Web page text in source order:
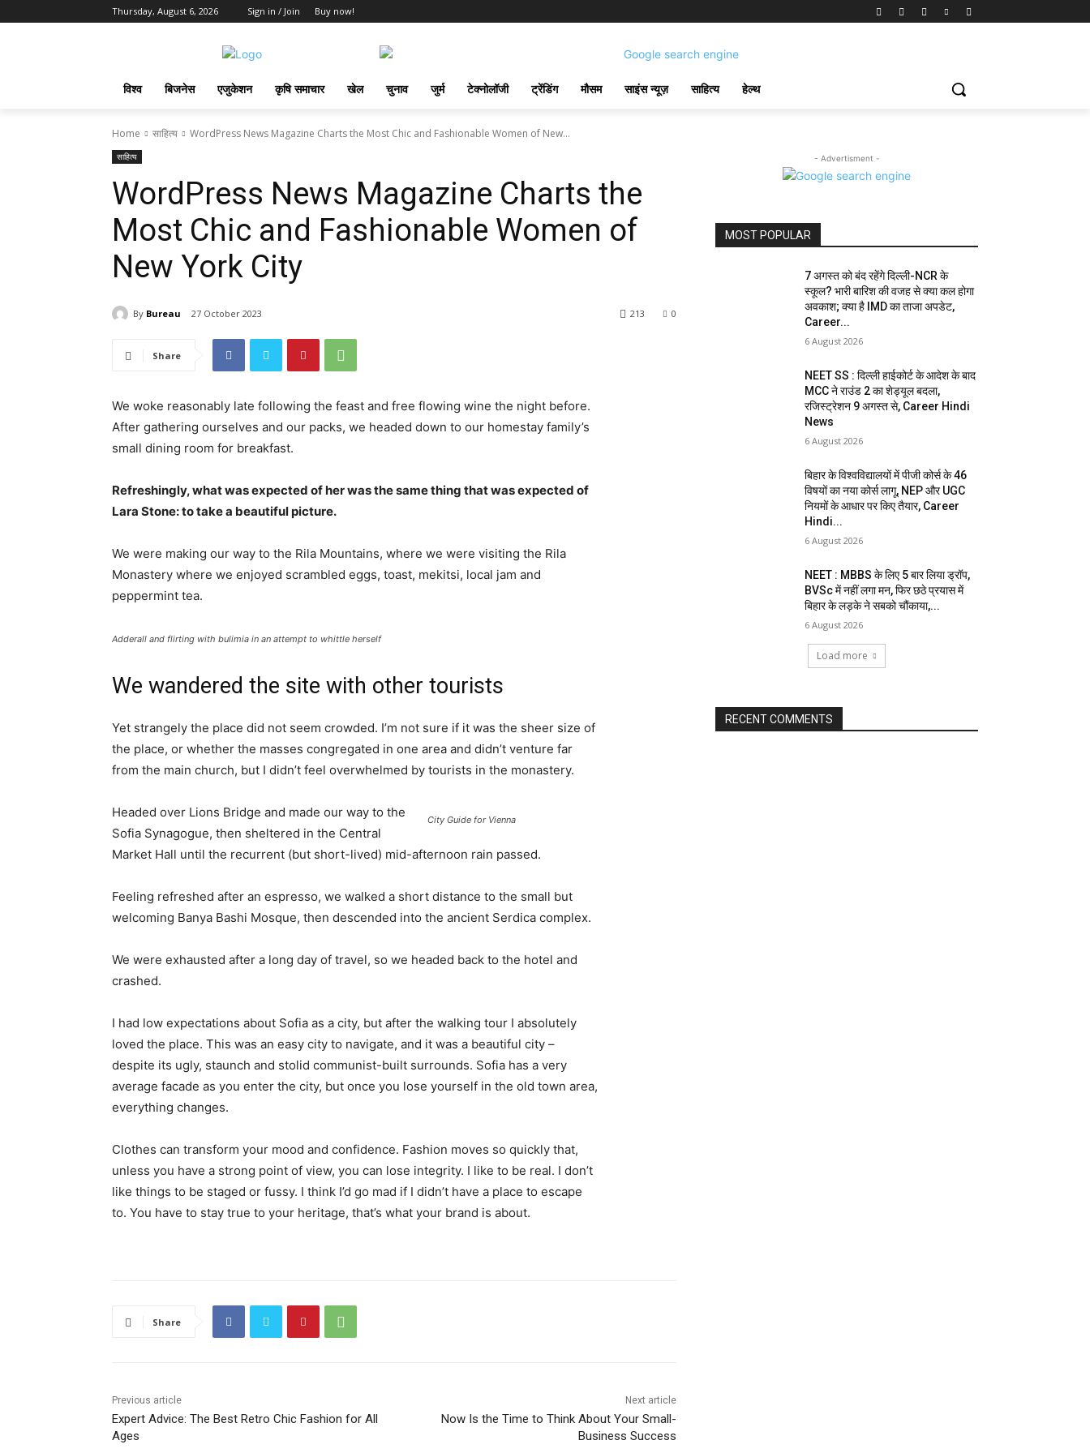
Thursday, August 6, 2026 Sign in / Join Buy now!
विश्व बिजनेस एजुकेशन कृषि समाचार खेल चुनाव जुर्म टेक्नोलॉजी ट्रेंडिंग मौसम साइंस न्यूज़ साहित्य हेल्थ
Home साहित्य WordPress News Magazine Charts the Most Chic and Fashionable Women of New...
साहित्य
WordPress News Magazine Charts the
Most Chic and Fashionable Women of
New York City
By Bureau 27 October 2023 0
213
Share
We woke reasonably late following the feast and free flowing wine the night before.
After gathering ourselves and our packs, we headed down to our homestay family’s
small dining room for breakfast.
Refreshingly, what was expected of her was the same thing that was expected of
Lara Stone: to take a beautiful picture.
We were making our way to the Rila Mountains, where we were visiting the Rila
Monastery where we enjoyed scrambled eggs, toast, mekitsi, local jam and
peppermint tea.
Adderall and flirting with bulimia in an attempt to whittle herself
We wandered the site with other tourists
Yet strangely the place did not seem crowded. I’m not sure if it was the sheer size of
the place, or whether the masses congregated in one area and didn’t venture far
from the main church, but I didn’t feel overwhelmed by tourists in the monastery.
City Guide for Vienna
Headed over Lions Bridge and made our way to the
Sofia Synagogue, then sheltered in the Central
Market Hall until the recurrent (but short-lived) mid-afternoon rain passed.
Feeling refreshed after an espresso, we walked a short distance to the small but
welcoming Banya Bashi Mosque, then descended into the ancient Serdica complex.
We were exhausted after a long day of travel, so we headed back to the hotel and
crashed.
I had low expectations about Sofia as a city, but after the walking tour I absolutely
loved the place. This was an easy city to navigate, and it was a beautiful city –
despite its ugly, staunch and stolid communist-built surrounds. Sofia has a very
average facade as you enter the city, but once you lose yourself in the old town area,
everything changes.
Clothes can transform your mood and confidence. Fashion moves so quickly that,
unless you have a strong point of view, you can lose integrity. I like to be real. I don’t
like things to be staged or fussy. I think I’d go mad if I didn’t have a place to escape
to. You have to stay true to your heritage, that’s what your brand is about.
Share
Previous article
Expert Advice: The Best Retro Chic Fashion for All
Ages
Next article
Now Is the Time to Think About Your Small-
Business Success
- Advertisment -
MOST POPULAR
7 अगस्त को बंद रहेंगे दिल्ली-NCR के
स्कूल? भारी बारिश की वजह से क्या कल होगा
अवकाश; क्या है IMD का ताजा अपडेट,
Career...
6 August 2026
NEET SS : दिल्ली हाईकोर्ट के आदेश के बाद
MCC ने राउंड 2 का शेड्यूल बदला,
रजिस्ट्रेशन 9 अगस्त से, Career Hindi
News
6 August 2026
बिहार के विश्वविद्यालयों में पीजी कोर्स के 46
विषयों का नया कोर्स लागू, NEP और UGC
नियमों के आधार पर किए तैयार, Career
Hindi...
6 August 2026
NEET : MBBS के लिए 5 बार लिया ड्रॉप,
BVSc में नहीं लगा मन, फिर छठे प्रयास में
बिहार के लड़के ने सबको चौंकाया,...
6 August 2026
Load more
RECENT COMMENTS